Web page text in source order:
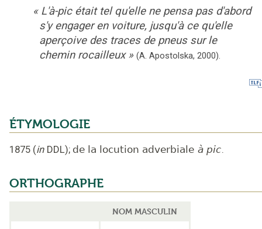
« L'à-pic était tel qu'elle ne pensa pas d'abord
s'y engager en voiture, jusqu'à ce qu'elle
aperçoive des traces de pneus sur le
chemin rocailleux » (A. Apostolska, 2000).
ÉTYMOLOGIE
1875 (in DDL); de la locution adverbiale à pic.
ORTHOGRAPHE
NOM MASCULIN